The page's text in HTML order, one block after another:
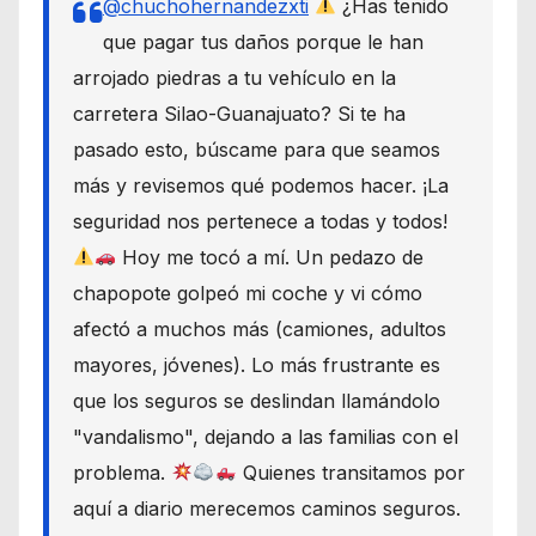
@chuchohernandezxti
¿Has tenido
que pagar tus daños porque le han
arrojado piedras a tu vehículo en la
carretera Silao-Guanajuato? Si te ha
pasado esto, búscame para que seamos
más y revisemos qué podemos hacer. ¡La
seguridad nos pertenece a todas y todos!
Hoy me tocó a mí. Un pedazo de
chapopote golpeó mi coche y vi cómo
afectó a muchos más (camiones, adultos
mayores, jóvenes). Lo más frustrante es
que los seguros se deslindan llamándolo
"vandalismo", dejando a las familias con el
problema.
Quienes transitamos por
aquí a diario merecemos caminos seguros.